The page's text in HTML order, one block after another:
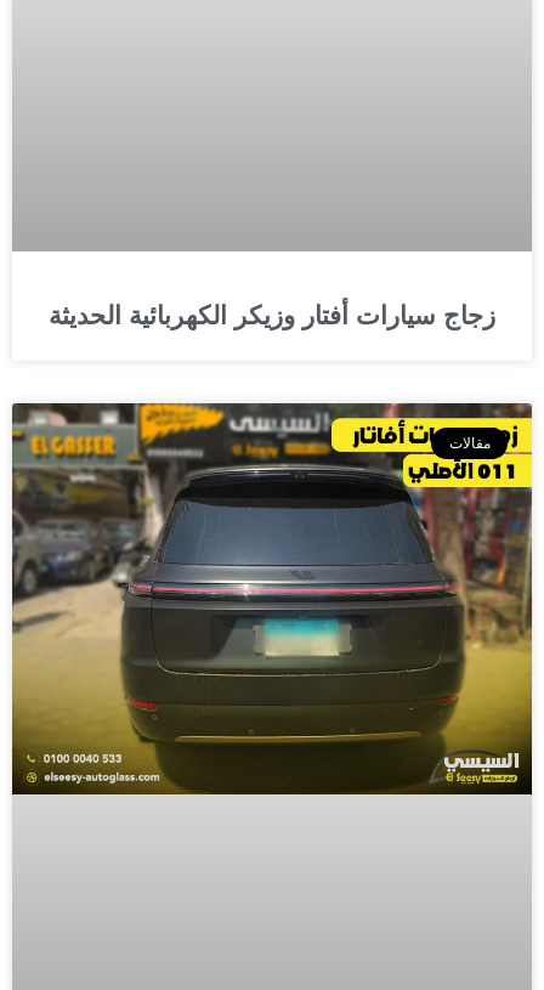
زجاج سيارات أفتار وزيكر الكهربائية الحديثة
مقالات